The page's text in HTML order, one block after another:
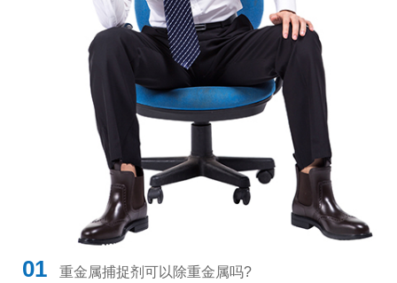
01 重金属捕捉剂可以除重金属吗?